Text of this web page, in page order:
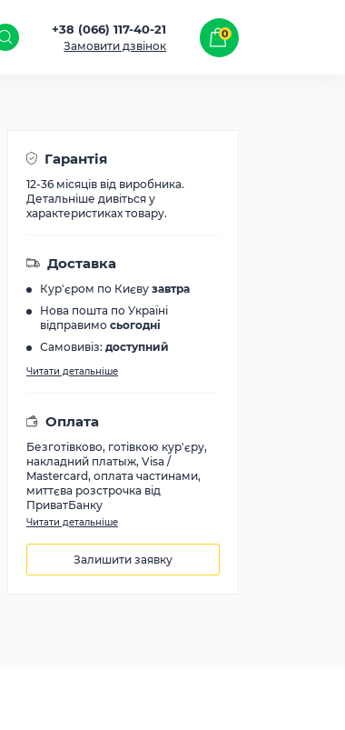
+38 (066) 117-40-21
Замовити дзвінок
0
Гарантія
12-36 місяців від виробника.
Детальніше дивіться у
характеристиках товару.
Доставка
Кур'єром по Києву завтра
Нова пошта по Україні
відправимо сьогодні
Самовивіз: доступний
Читати детальніше
Оплата
Безготівково, готівкою кур'єру,
накладний платыж, Visa /
Mastercard, оплата частинами,
миттєва розстрочка від
ПриватБанку
Читати детальніше
Залишити заявку